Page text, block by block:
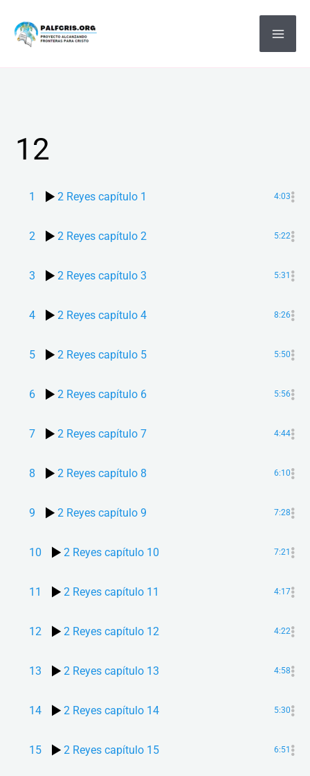
12
1 2 Reyes capítulo 1 4:03
2 2 Reyes capítulo 2 5:22
3 2 Reyes capítulo 3 5:31
4 2 Reyes capítulo 4 8:26
5 2 Reyes capítulo 5 5:50
6 2 Reyes capítulo 6 5:56
7 2 Reyes capítulo 7 4:44
8 2 Reyes capítulo 8 6:10
9 2 Reyes capítulo 9 7:28
10 2 Reyes capítulo 10 7:21
11 2 Reyes capítulo 11 4:17
12 2 Reyes capítulo 12 4:22
13 2 Reyes capítulo 13 4:58
14 2 Reyes capítulo 14 5:30
15 2 Reyes capítulo 15 6:51